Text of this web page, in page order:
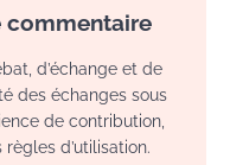
commentaire
d’échange et de
des échanges sous
de contribution,
d’utilisation.